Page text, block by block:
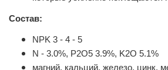
Состав:
NPK 3 - 4 - 5
N - 3.0%, P2O5 3.9%, K2O 5.1%
магний, кальций, железо, цинк,